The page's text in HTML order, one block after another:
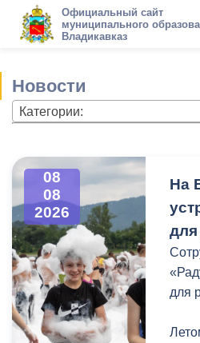
Официальный сайт
муниципального
Владикавказ
Новости
Категории:
08
08
2026
На
для
для